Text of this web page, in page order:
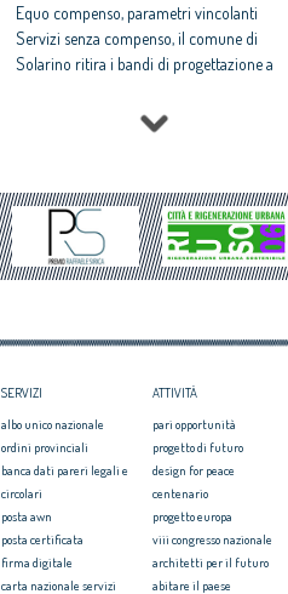
Equo compenso, parametri vincolanti
Servizi senza compenso, il comune di
Solarino ritira i bandi di progettazione a
All'architettura rispettosa dello studio
caravatti_caravatti il Premio architetto
Assegnati premi Architetto italiano e
Giovane talento 2017
Equo compenso, il CNAPPC ricorre alla
Corte Europea dei Diritti dell’Uomo
SERVIZI
albo unico nazionale
ordini provinciali
banca dati pareri legali e
circolari
posta awn
posta certificata
firma digitale
carta nazionale servizi
ATTIVITÀ
pari opportunità
progetto di futuro
design for peace
centenario
progetto europa
viii congresso nazionale
architetti per il futuro
abitare il paese